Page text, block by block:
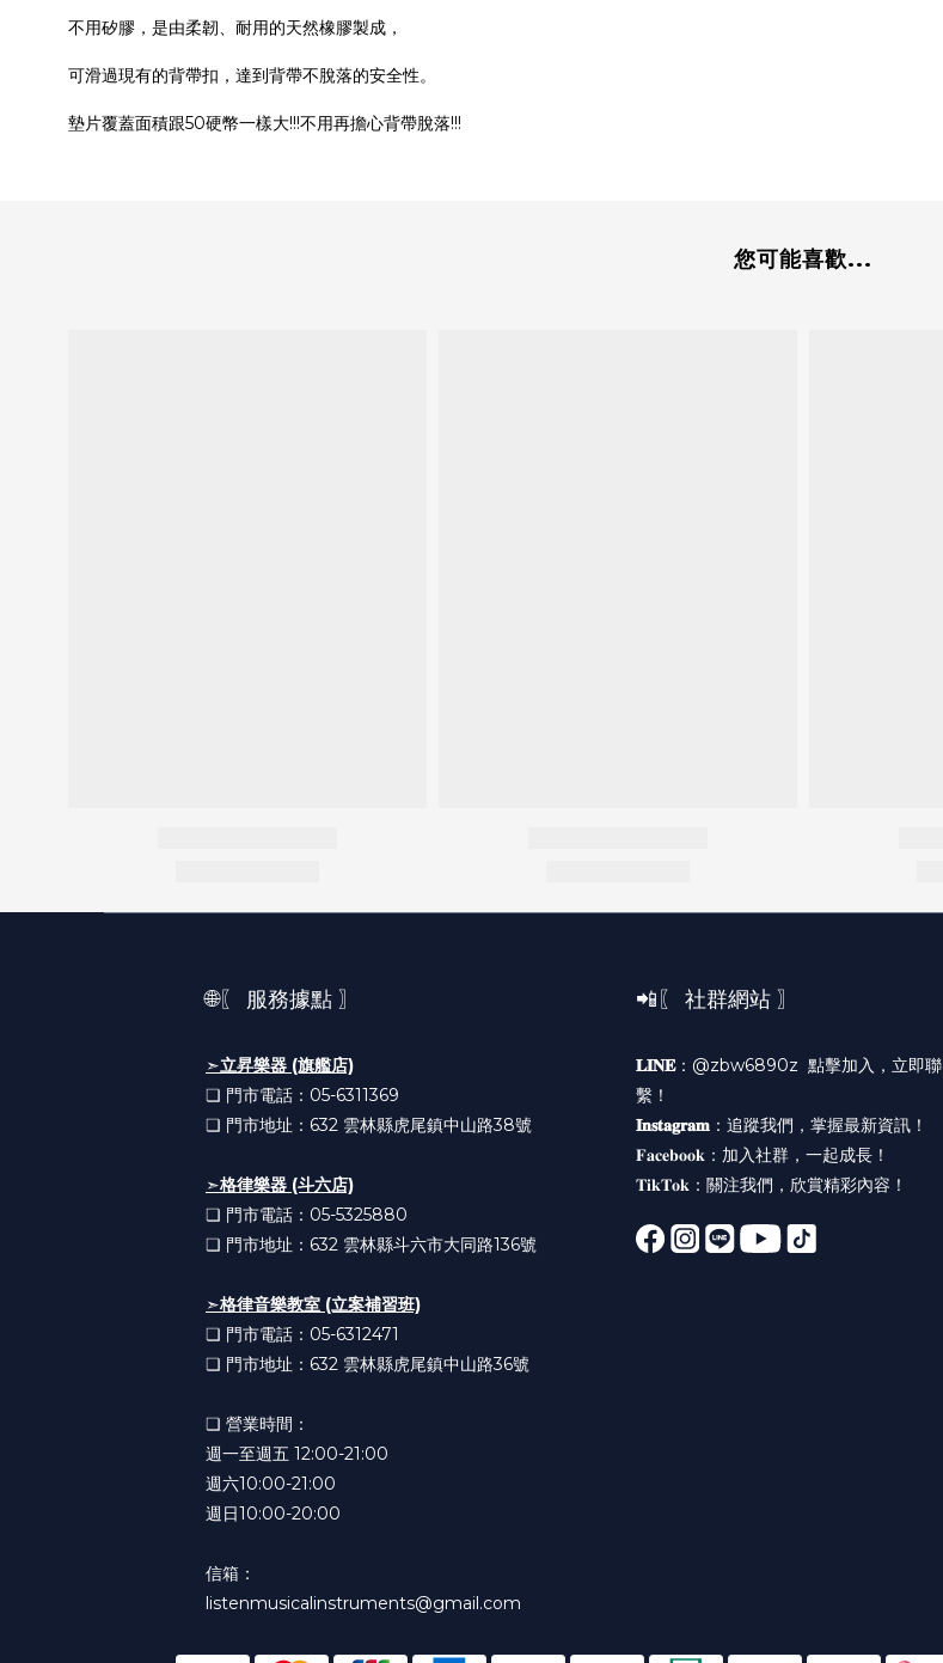
不用矽膠，是由柔韌、耐用的天然橡膠製成，
可滑過現有的背帶扣，達到背帶不脫落的安全性。
墊片覆蓋面積跟50硬幣一樣大!!!不用再擔心背帶脫落!!!
您可能喜歡...
🌐〖 服務據點 〗
➣立昇樂器 (旗艦店)
❏ 門市電話：05-6311369
❏ 門市地址：632 雲林縣虎尾鎮中山路38號
➣格律樂器 (斗六店)
❏ 門市電話：05-5325880
❏ 門市地址：632 雲林縣斗六市大同路136號
➣格律音樂教室 (立案補習班)
❏ 門市電話：05-6312471
❏ 門市地址：632 雲林縣虎尾鎮中山路36號
❏ 營業時間：
週一至週五 12:00-21:00
週六10:00-21:00
週日10:00-20:00
信箱：
listenmusicalinstruments@gmail.com
📲〖 社群網站 〗
𝐋𝐈𝐍𝐄：@zbw6890z 點擊加入，立即聯
繫！
𝐈𝐧𝐬𝐭𝐚𝐠𝐫𝐚𝐦 ： 追蹤我們，掌握最新資訊！
𝐅𝐚𝐜𝐞𝐛𝐨𝐨𝐤： 加入社群，一起成長！
𝐓𝐢𝐤𝐓𝐨𝐤： 關注我們，欣賞精彩內容！